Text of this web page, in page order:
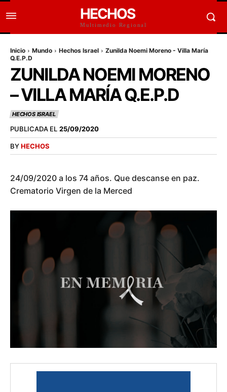
HECHOS
Multimedio Regional
Inicio Mundo Hechos Israel
Zunilda Noemi Moreno - Villa María
Q.E.P.D
ZUNILDA NOEMI MORENO
– VILLA MARÍA Q.E.P.D
HECHOS ISRAEL
PUBLICADA EL 25/09/2020
BYHECHOS
24/09/2020 a los 74 años. Que descanse en paz.
Crematorio Virgen de la Merced